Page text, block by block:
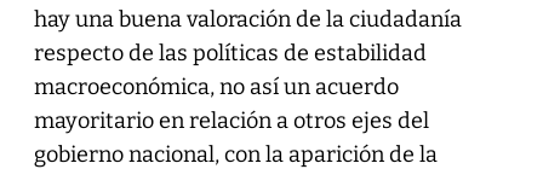
hay una buena valoración de la ciudadanía
respecto de las políticas de estabilidad
macroeconómica, no así un acuerdo
mayoritario en relación a otros ejes del
gobierno nacional, con la aparición de la